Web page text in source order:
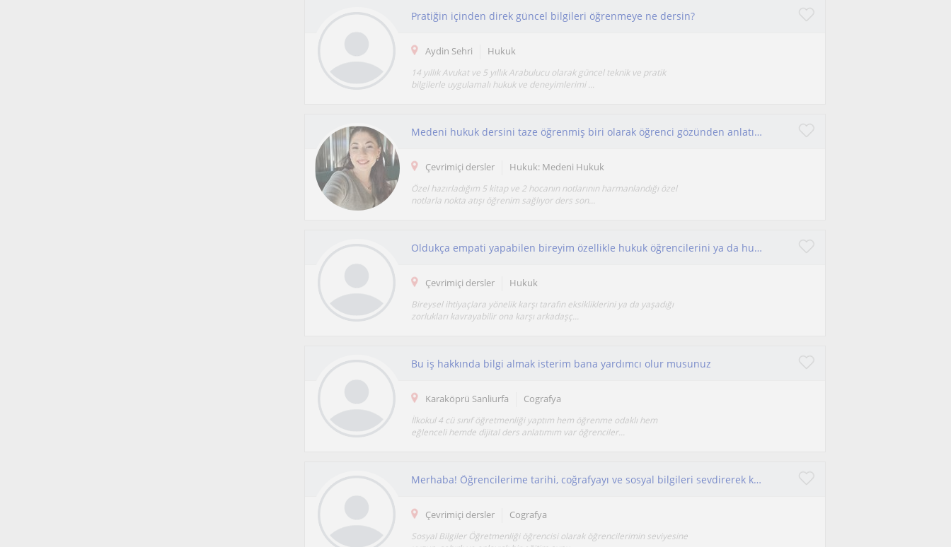
Pratiğin içinden direk güncel bilgileri öğrenmeye ne dersin?
Aydin Sehri Hukuk
14 yıllık Avukat ve 5 yıllık Arabulucu olarak güncel teknik ve pratik
bilgilerle uygulamalı hukuk ve deneyimlerimi ...
Medeni hukuk dersini taze öğrenmiş biri olarak öğrenci gözünden anlatıyorum.
Çevrimiçi dersler Hukuk: Medeni Hukuk
Özel hazırladığım 5 kitap ve 2 hocanın notlarının harmanlandığı özel
notlarla nokta atışı öğrenim sağlıyor ders son...
Oldukça empati yapabilen bireyim özellikle hukuk öğrencilerini ya da hukuk okuyan öprencilerin karşı karşıya kaldıkları zorluklar
Çevrimiçi dersler Hukuk
Bireysel ihtiyaçlara yönelik karşı tarafın eksikliklerini ya da yaşadığı
zorlukları kavrayabilir ona karşı arkadaşç...
Bu iş hakkında bilgi almak isterim bana yardımcı olur musunuz
Karaköprü Sanliurfa Cografya
İlkokul 4 cü sınıf öğretmenliği yaptım hem öğrenme odaklı hem
eğlenceli hemde dijital ders anlatımım var öğrenciler...
Merhaba! Öğrencilerime tarihi, coğrafyayı ve sosyal bilgileri sevdirerek kalıcı öğrenme sağlamayı hedefliyorum.
Çevrimiçi dersler Cografya
Sosyal Bilgiler Öğretmenliği öğrencisi olarak öğrencilerimin seviyesine